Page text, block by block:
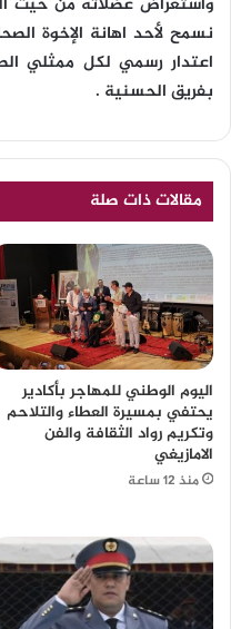
نسمح لأحد اهانة الإخوة
اعتدار رسمي لكل ممثلي
بفريق الحسنية .
مقالات ذات صلة
اليوم الوطني للمهاجر بأكادير
يحتفي بمسيرة العطاء والتلاحم
وتكريم رواد الثقافة والفن
الامازيغي
منذ 12 ساعة